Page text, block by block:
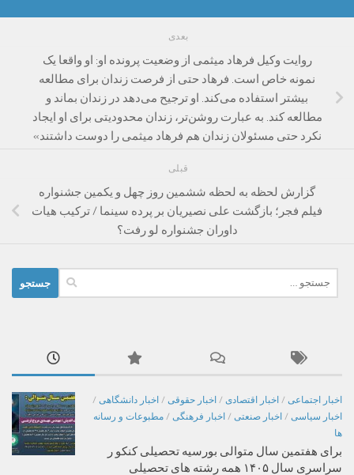
بعدی
روایت وکیل فرهاد میثمی از وضعیت پرونده او: او واقعا یک
نمونه خاص است. فرهاد حتی از فرصت زندان برای مطالعه
بیشتر استفاده می‌کند. او ترجیح می‌دهد در زندان بماند و
مطالعه کند. به عبارت روشن‌تر، زندان محدودیتی برای او ایجاد
نکرد حتی مسئولان زندان هم فرهاد میثمی را دوست داشتند»
قبلی
گزارش لحظه به لحظه ششمین روز چهل و یکمین جشنواره
فیلم فجر؛ بازگشت علی نصیریان بر پرده سینما / ترکیب هیات
داوران جشنواره لو رفت؟
برای:
اخبار اجتماعی / اخبار اقتصادی / اخبار حقوقی / اخبار دانشگاهی /
اخبار سیاسی / اخبار صنعتی / اخبار فرهنگی / مطبوعات و رسانه
ها
برای هفتمین سال متوالی بورسیه تحصیلی کنکو ر
سراسری سال ۱۴۰۵ همه رشته های تحصیلی